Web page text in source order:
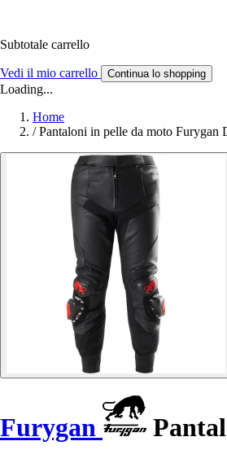
Subtotale carrello
Vedi il mio carrello Continua lo shopping
Loading...
Home
/ Pantaloni in pelle da moto Furygan
Furygan